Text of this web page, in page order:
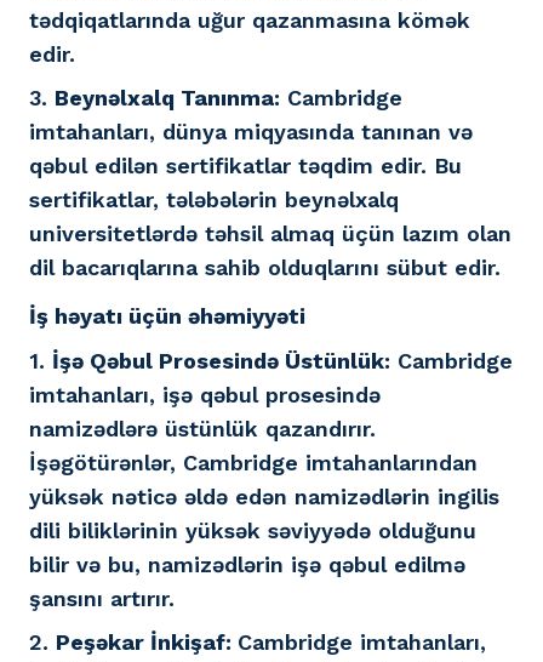
tədqiqatlarında uğur qazanmasına kömək
edir.
3. Beynəlxalq Tanınma: Cambridge
imtahanları, dünya miqyasında tanınan və
qəbul edilən sertifikatlar təqdim edir. Bu
sertifikatlar, tələbələrin beynəlxalq
universitetlərdə təhsil almaq üçün lazım olan
dil bacarıqlarına sahib olduqlarını sübut edir.
İş həyatı üçün əhəmiyyəti
1. İşə Qəbul Prosesində Üstünlük: Cambridge
imtahanları, işə qəbul prosesində
namizədlərə üstünlük qazandırır.
İşəgötürənlər, Cambridge imtahanlarından
yüksək nəticə əldə edən namizədlərin ingilis
dili biliklərinin yüksək səviyyədə olduğunu
bilir və bu, namizədlərin işə qəbul edilmə
şansını artırır.
2. Peşəkar İnkişaf: Cambridge imtahanları,